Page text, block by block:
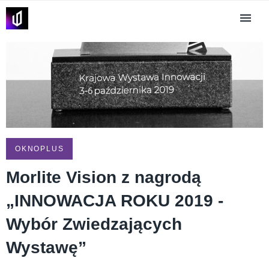
OKNOPLUS
Morlite Vision z nagrodą
„INNOWACJA ROKU 2019 -
Wybór Zwiedzających
Wystawę”